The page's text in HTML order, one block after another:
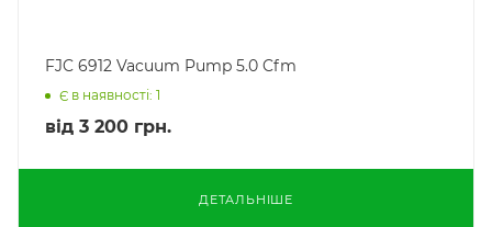
FJC 6912 Vacuum Pump 5.0 Cfm
Є в наявності: 1
від 3 200 грн.
ДЕТАЛЬНІШЕ